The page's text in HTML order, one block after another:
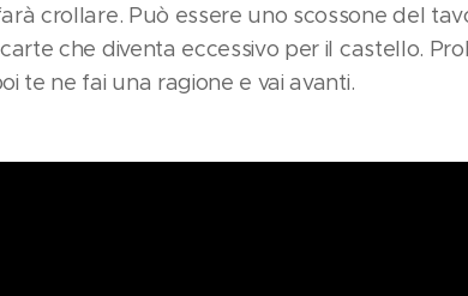
crollare. Può essere uno scossone del
che diventa eccessivo per il castello.
te ne fai una ragione e vai avanti.